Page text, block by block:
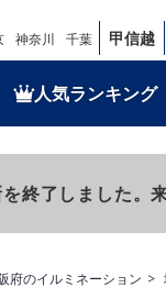
神奈川 千葉 甲信越
人気ランキング
終了しました。
府のイルミネーション